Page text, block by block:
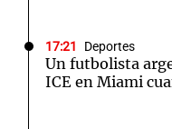
17:21 Deportes
Un futbolista
ICE en Miami